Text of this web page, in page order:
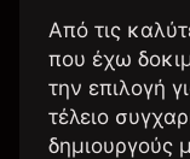
Από τις
που έχω
την επιλογή
τέλειο
δημιουργούς